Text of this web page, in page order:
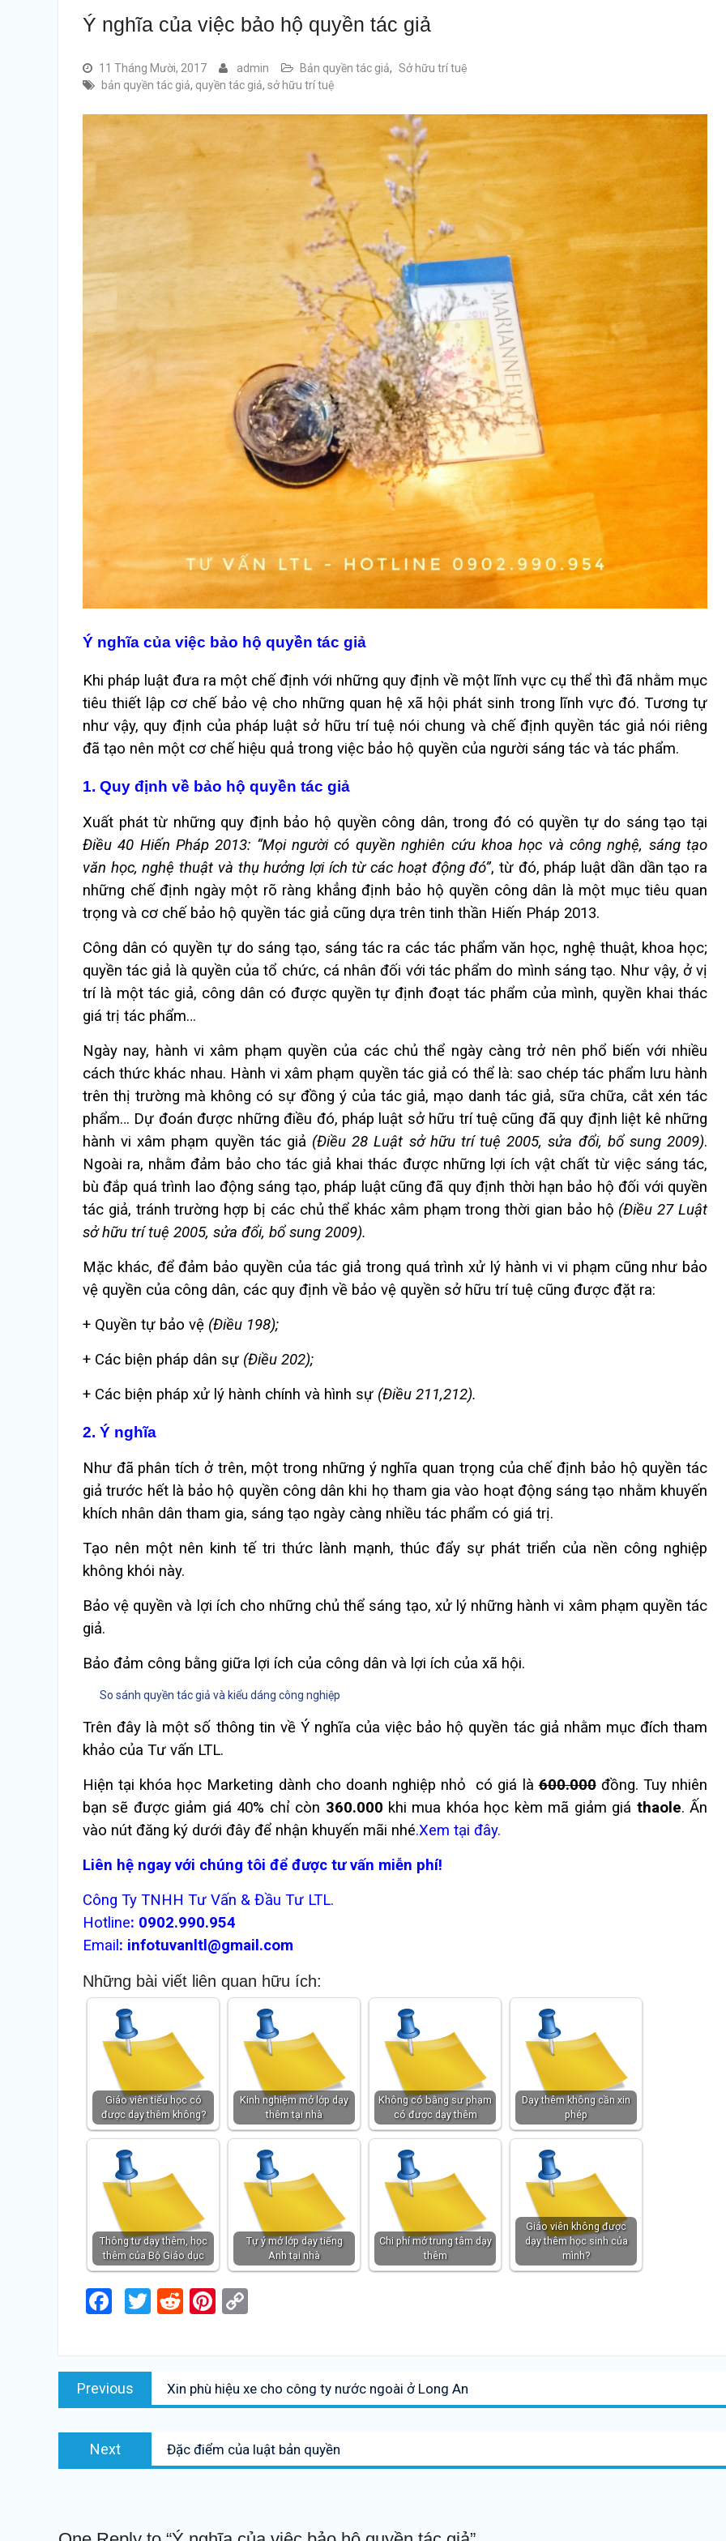
Ý nghĩa của việc bảo hộ quyền tác giả
11 Tháng Mười, 2017 admin Bản quyền tác giả, Sở hữu trí tuệ
bản quyền tác giả, quyền tác giả, sở hữu trí tuệ
Ý nghĩa của việc bảo hộ quyền tác giả
Khi pháp luật đưa ra một chế định với những quy định về một lĩnh vực cụ thể thì đã nhằm mục
tiêu thiết lập cơ chế bảo vệ cho những quan hệ xã hội phát sinh trong lĩnh vực đó. Tương tự
như vậy, quy định của pháp luật sở hữu trí tuệ nói chung và chế định quyền tác giả nói riêng
đã tạo nên một cơ chế hiệu quả trong việc bảo hộ quyền của người sáng tác và tác phẩm.
1. Quy định về bảo hộ quyền tác giả
Xuất phát từ những quy định bảo hộ quyền công dân, trong đó có quyền tự do sáng tạo tại
Điều 40 Hiến Pháp 2013: “Mọi người có quyền nghiên cứu khoa học và công nghệ, sáng tạo
văn học, nghệ thuật và thụ hưởng lợi ích từ các hoạt động đó”, từ đó, pháp luật dần dần tạo ra
những chế định ngày một rõ ràng khẳng định bảo hộ quyền công dân là một mục tiêu quan
trọng và cơ chế bảo hộ quyền tác giả cũng dựa trên tinh thần Hiến Pháp 2013.
Công dân có quyền tự do sáng tạo, sáng tác ra các tác phẩm văn học, nghệ thuật, khoa học;
quyền tác giả là quyền của tổ chức, cá nhân đối với tác phẩm do mình sáng tạo. Như vậy, ở vị
trí là một tác giả, công dân có được quyền tự định đoạt tác phẩm của mình, quyền khai thác
giá trị tác phẩm…
Ngày nay, hành vi xâm phạm quyền của các chủ thể ngày càng trở nên phổ biến với nhiều
cách thức khác nhau. Hành vi xâm phạm quyền tác giả có thể là: sao chép tác phẩm lưu hành
trên thị trường mà không có sự đồng ý của tác giả, mạo danh tác giả, sữa chữa, cắt xén tác
phẩm… Dự đoán được những điều đó, pháp luật sở hữu trí tuệ cũng đã quy định liệt kê những
hành vi xâm phạm quyền tác giả (Điều 28 Luật sở hữu trí tuệ 2005, sửa đổi, bổ sung 2009).
Ngoài ra, nhằm đảm bảo cho tác giả khai thác được những lợi ích vật chất từ việc sáng tác,
bù đắp quá trình lao động sáng tạo, pháp luật cũng đã quy định thời hạn bảo hộ đối với quyền
tác giả, tránh trường hợp bị các chủ thể khác xâm phạm trong thời gian bảo hộ (Điều 27 Luật
sở hữu trí tuệ 2005, sửa đổi, bổ sung 2009).
Mặc khác, để đảm bảo quyền của tác giả trong quá trình xử lý hành vi vi phạm cũng như bảo
vệ quyền của công dân, các quy định về bảo vệ quyền sở hữu trí tuệ cũng được đặt ra:
+ Quyền tự bảo vệ (Điều 198);
+ Các biện pháp dân sự (Điều 202);
+ Các biện pháp xử lý hành chính và hình sự (Điều 211,212).
2. Ý nghĩa
Như đã phân tích ở trên, một trong những ý nghĩa quan trọng của chế định bảo hộ quyền tác
giả trước hết là bảo hộ quyền công dân khi họ tham gia vào hoạt động sáng tạo nhằm khuyến
khích nhân dân tham gia, sáng tạo ngày càng nhiều tác phẩm có giá trị.
Tạo nên một nên kinh tế tri thức lành mạnh, thúc đẩy sự phát triển của nền công nghiệp
không khói này.
Bảo vệ quyền và lợi ích cho những chủ thể sáng tạo, xử lý những hành vi xâm phạm quyền tác
giả.
Bảo đảm công bằng giữa lợi ích của công dân và lợi ích của xã hội.
So sánh quyền tác giả và kiểu dáng công nghiệp
Trên đây là một số thông tin về Ý nghĩa của việc bảo hộ quyền tác giả nhằm mục đích tham
khảo của Tư vấn LTL.
Hiện tại khóa học Marketing dành cho doanh nghiệp nhỏ có giá là600.000đồng. Tuy nhiên
bạn sẽ được giảm giá 40% chỉ còn 360.000 khi mua khóa học kèm mã giảm giá thaole. Ấn
vào nút đăng ký dưới đây để nhận khuyến mãi nhé.Xem tại đây.
Liên hệ ngay với chúng tôi để được tư vấn miễn phí!
Công Ty TNHH Tư Vấn & Đầu Tư LTL.
Hotline: 0902.990.954
Email : infotuvanltl@gmail.com
Những bài viết liên quan hữu ích:
Giáo viên tiểu học có
được dạy thêm không?
Kinh nghiệm mở lớp dạy
thêm tại nhà
Không có bằng sư phạm
có được dạy thêm
Dạy thêm không cần xin
phép
Thông tư dạy thêm, học
thêm của Bộ Giáo dục
Tự ý mở lớp dạy tiếng
Anh tại nhà
Chi phí mở trung tâm dạy
thêm
Giáo viên không được
dạy thêm học sinh của
mình?
Facebook
Twitter
RedditPinterest
Điều
hướng
Previous
Previous
post:
Xin phù hiệu xe cho công ty nước ngoài ở Long An
Next
Next
post:
Đặc điểm của luật bản quyền